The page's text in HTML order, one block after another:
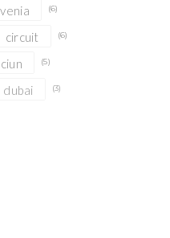
(6)
circuit (6)
(5)
dubai (3)